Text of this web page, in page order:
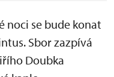
noci se bude konat
Sbor zazpívá
Doubka